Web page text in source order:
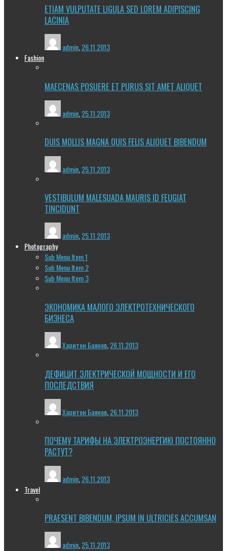
ETIAM VULPUTATE LIGULA SED LOREM ADIPISCING
LACINIA
admin 26.11.2013
Fashion
MAECENAS POSUERE ET PURUS SIT AMET ALIQUET
admin 25.11.2013
DUIS MOLLIS MAGNA QUIS FELIS ALIQUET BIBENDUM
admin 25.11.2013
VESTIBULUM MALESUADA MAURIS ID FEUGIAT
TINCIDUNT
admin,25.11.2013
Photography
Sub Menu Item 1
Sub Menu Item 2
Sub Menu Item 3
ЭКОНОМИКА МАЛОГО ЭЛЕКТРОТЕХНИЧЕСКОГО
БИЗНЕСА
Харитон Баянов 26.11.2013
ДЕФИЦИТ ЭЛЕКТРИЧЕСКОЙ МОЩНОСТИ И ЕГО
ПОСЛЕДСТВИЯ
Харитон Баянов 26.11.2013
ПОЧЕМУ ТАРИФЫ НА ЭЛЕКТРОЭНЕРГИЮ ПОСТОЯННО
РАСТУТ?
admin 26.11.2013
Travel
PRAESENT BIBENDUM, IPSUM IN ULTRICIES ACCUMSAN
admin,25.11.2013